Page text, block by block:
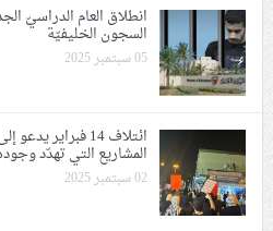
انطلاق العام الدراسيّ
السجون الخليفيّة
05 سبتمبر 2025
ائتلاف 14 فبراير
المشاريع التي تهدّد
02 سبتمبر 2025